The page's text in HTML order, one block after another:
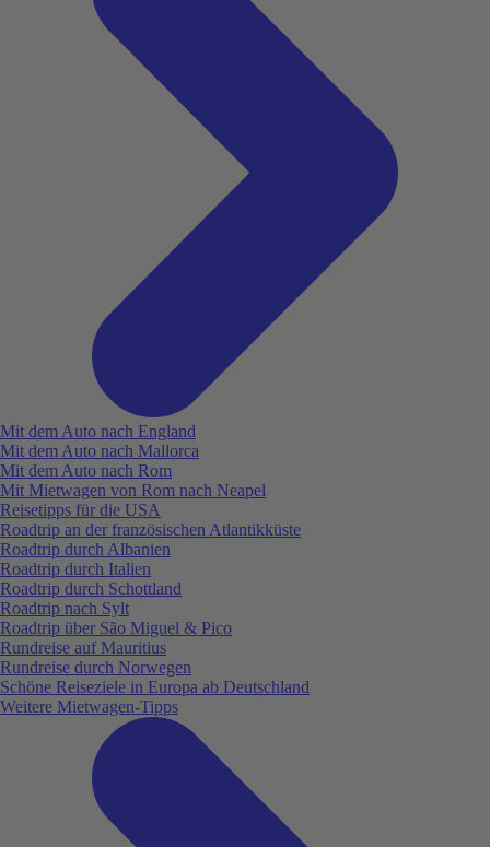
Mit dem Auto nach England
Mit dem Auto nach Mallorca
Mit dem Auto nach Rom
Mit Mietwagen von Rom nach Neapel
Reisetipps für die USA
Roadtrip an der französischen Atlantikküste
Roadtrip durch Albanien
Roadtrip durch Italien
Roadtrip durch Schottland
Roadtrip nach Sylt
Roadtrip über São Miguel & Pico
Rundreise auf Mauritius
Rundreise durch Norwegen
Schöne Reiseziele in Europa ab Deutschland
Weitere Mietwagen-Tipps